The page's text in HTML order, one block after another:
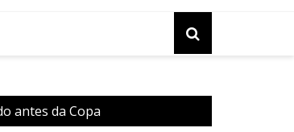
antes da Copa